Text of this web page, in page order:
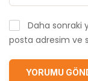
Daha sonraki
posta adresim ve
YORUMU